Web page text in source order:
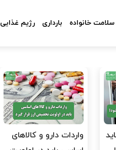
سلامت خانواده بارداری رژیم غذایی
واردات دارو و کالاهای